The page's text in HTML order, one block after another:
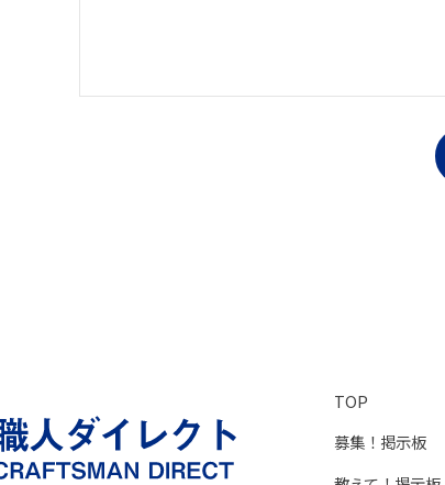
TOP
募集！掲示板